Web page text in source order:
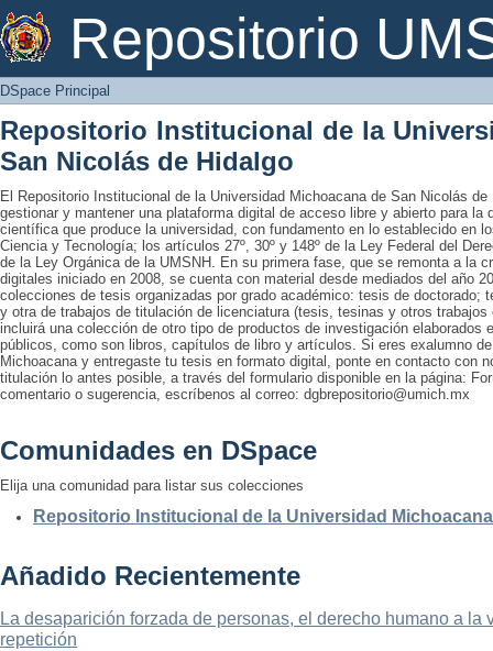
Repositorio
DSpace Principal
DSpace Principal
Repositorio Institucional de la
San Nicolás de Hidalgo
El Repositorio Institucional de la Universidad Michoacana de San Nicolás
gestionar y mantener una plataforma digital de acceso libre y abierto para la
científica que produce la universidad, con fundamento en lo establecido en
Ciencia y Tecnología; los artículos 27º, 30º y 148º de la Ley Federal del
de la Ley Orgánica de la UMSNH. En su primera fase, que se remonta a la
digitales iniciado en 2008, se cuenta con material desde mediados del año
colecciones de tesis organizadas por grado académico: tesis de doctorado;
y otra de trabajos de titulación de licenciatura (tesis, tesinas y otros
incluirá una colección de otro tipo de productos de investigación elaborados
públicos, como son libros, capítulos de libro y artículos. Si eres exalumno
Michoacana y entregaste tu tesis en formato digital, ponte en contacto con
titulación lo antes posible, a través del formulario disponible en la página:
comentario o sugerencia, escríbenos al correo: dgbrepositorio@umich.mx
Comunidades en DSpace
Elija una comunidad para listar sus colecciones
Repositorio Institucional de la Universidad
Añadido Recientemente
La desaparición forzada de personas, el derecho humano a la
repetición